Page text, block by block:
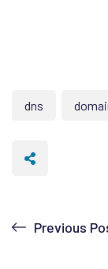
dns
Previous